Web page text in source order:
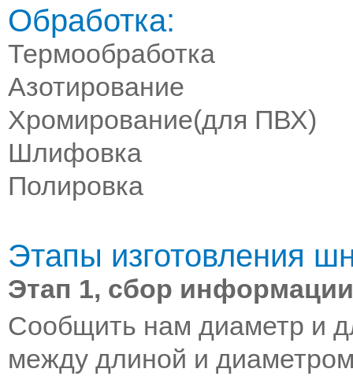
Обработка:
Термообработка
Азотирование
Хромирование(для ПВХ)
Шлифовка
Полировка
Этапы изготовления
Этап 1, сбор информации
Сообщить нам диаметр и
между длиной и